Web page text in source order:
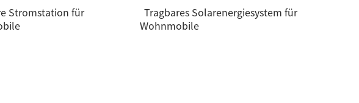
Stromstation für
Tragbares Solarenergiesystem für
Wohnmobile